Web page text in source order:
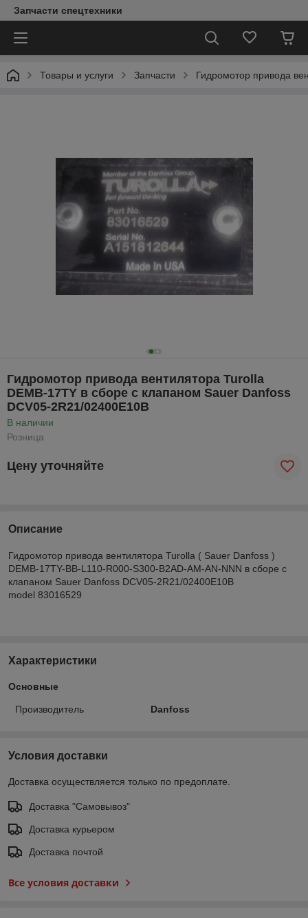
Запчасти спецтехники
Товары и услуги Запчасти Гидромотор привода
Гидромотор привода вентилятора Turolla
DEMB-17TY в сборе с клапаном Sauer Danfoss
DCV05-2R21/02400E10B
В наличии
Розница
Цену уточняйте
Описание
Гидромотор привода вентилятора Turolla ( Sauer Danfoss )
DEMB-17TY-BB-L110-R000-S300-B2AD-AM-AN-NNN в сборе с
клапаном Sauer Danfoss DCV05-2R21/02400E10B
model 83016529
Характеристики
Основные
Производитель Danfoss
Условия доставки
Доставка осуществляется только по предоплате.
Доставка "Самовывоз"
Доставка курьером
Доставка почтой
Все условия доставки